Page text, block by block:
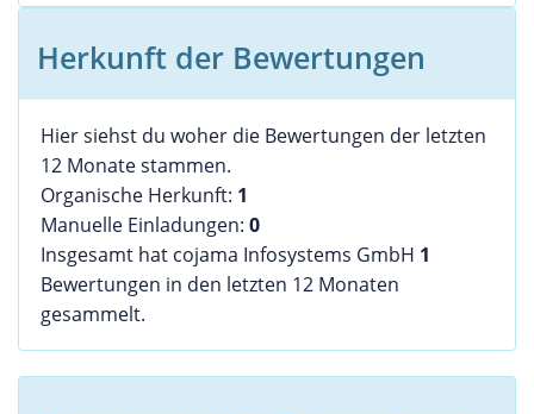
Herkunft der Bewertungen
Hier siehst du woher die Bewertungen der letzten
12 Monate stammen.
Organische Herkunft: 1
Manuelle Einladungen: 0
Insgesamt hat cojama Infosystems GmbH 1
Bewertungen in den letzten 12 Monaten
gesammelt.